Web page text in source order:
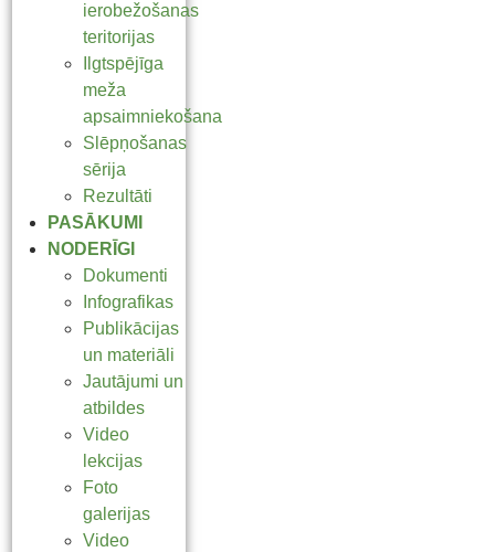
ierobežošanas
teritorijas
Ilgtspējīga
meža
apsaimniekošana
Slēpņošanas
sērija
Rezultāti
PASĀKUMI
NODERĪGI
Dokumenti
Infografikas
Publikācijas
un materiāli
Jautājumi un
atbildes
Video
lekcijas
Foto
galerijas
Video